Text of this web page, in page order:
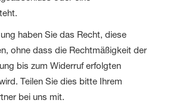
haben Sie das Recht, diese
ohne dass die Rechtmäßigkeit der
bis zum Widerruf erfolgten
Teilen Sie dies bitte Ihrem
bei uns mit.